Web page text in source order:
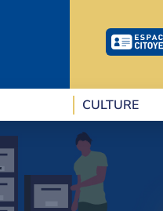
CULTURE